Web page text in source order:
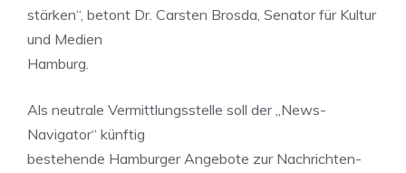
stärken“, betont Dr. Carsten Brosda, Senator für Kultur
und Medien
Hamburg.
Als neutrale Vermittlungsstelle soll der „News-
Navigator“ künftig
bestehende Hamburger Angebote zur Nachrichten-